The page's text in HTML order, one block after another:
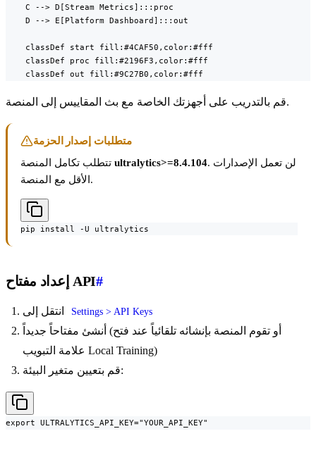
    C --> D[Stream Metrics]:::proc
    D --> E[Platform Dashboard]:::out
    classDef start fill:#4CAF50,color:#fff
    classDef proc fill:#2196F3,color:#fff
    classDef out fill:#9C27B0,color:#fff
قم بالتدريب على أجهزتك الخاصة مع بث المقاييس إلى المنصة.
متطلبات إصدار الحزمة
ultralytics>=8.4.104. لن تعمل الإصدارات
الأقل مع المنصة.
pip install -U ultralytics
إعداد مفتاح API#
Settings > API Keys
أنشئ مفتاحاً جديداً (أو تقوم المنصة بإنشائه تلقائياً عند فتح
علامة التبويب Local Training)
قم بتعيين متغير البيئة:
export ULTRALYTICS_API_KEY="YOUR_API_KEY"